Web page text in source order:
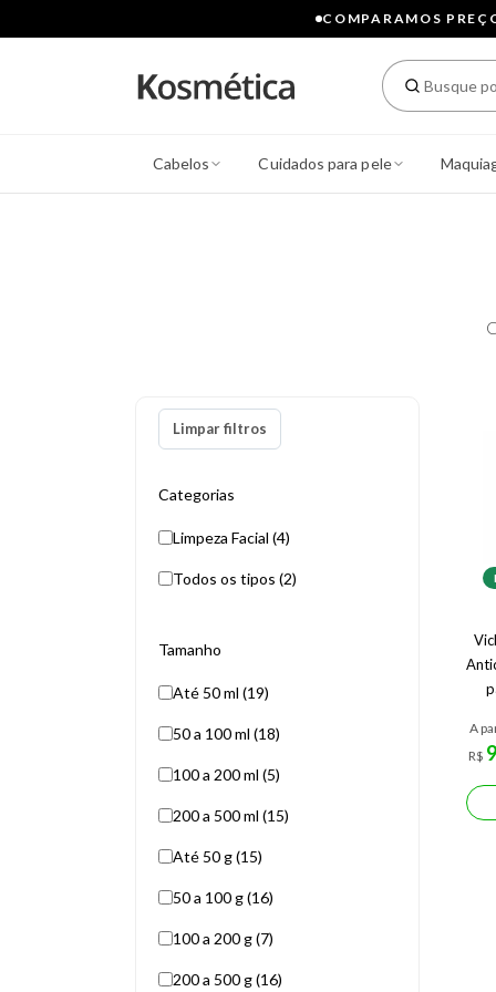
COMPARAMOS
Cabelos Cuidados para pele
Limpar filtros
Categorias
Limpeza Facial (4)
Todos os tipos (2)
Tamanho
Até 50 ml (19)
50 a 100 ml (18)
100 a 200 ml (5)
200 a 500 ml (15)
Até 50 g (15)
50 a 100 g (16)
100 a 200 g (7)
200 a 500 g (16)
A
R$